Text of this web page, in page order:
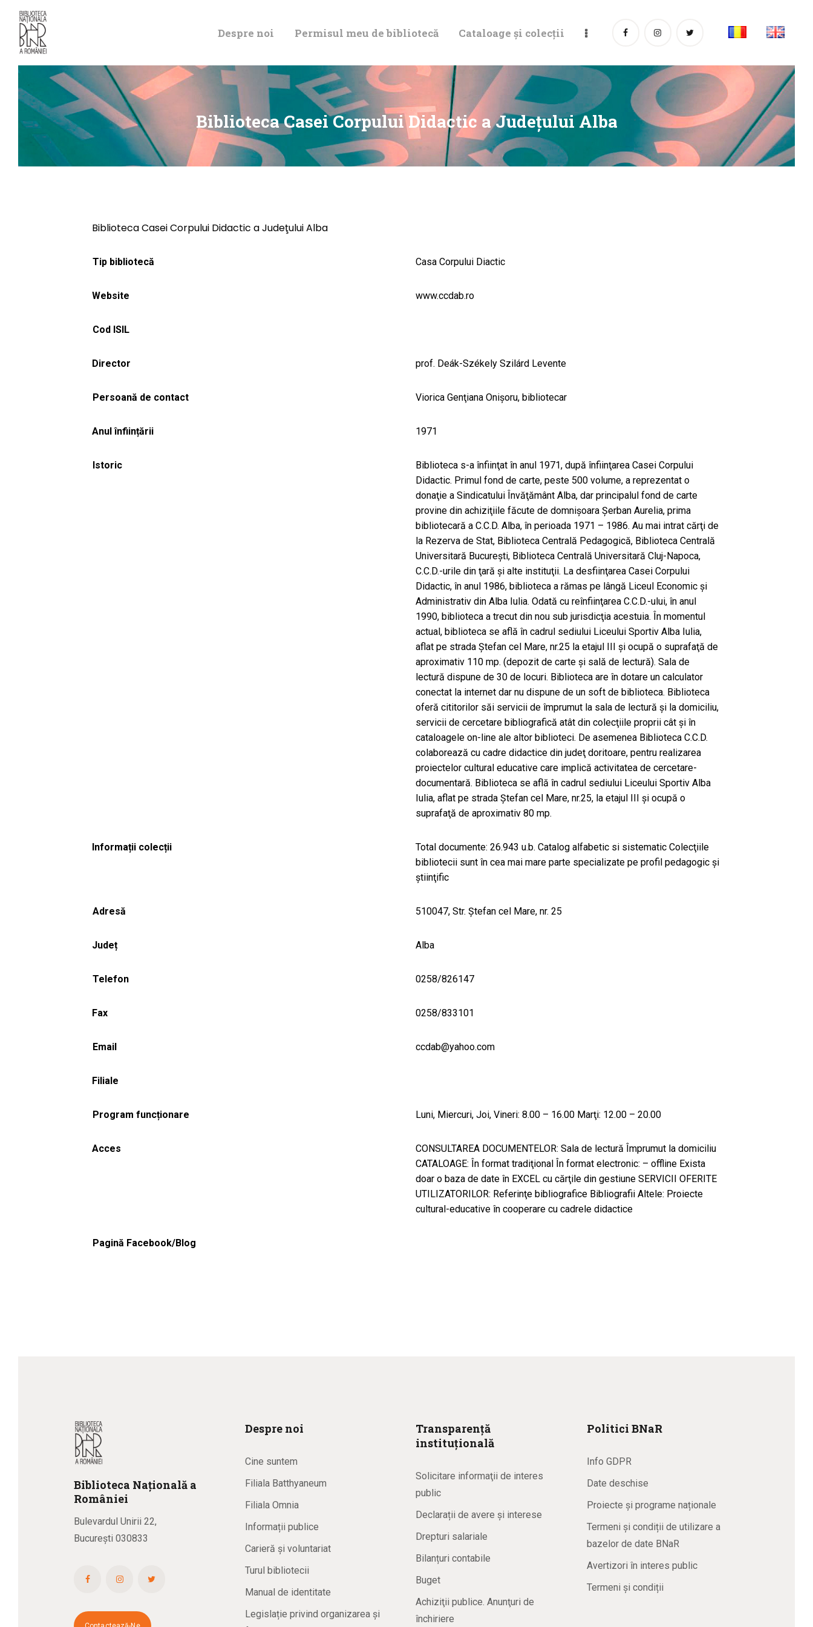
Despre noi Permisul meu de bibliotecă Cataloage și colecții
Biblioteca Casei Corpului Didactic a Judeţului Alba
DE BIBLIOTECĂ
CATALOAGE ȘI
COLECȚII
Biblioteca Casei Corpului Didactic a Judeţului Alba
Tip bibliotecă Casa Corpului Diactic
Website www.ccdab.ro
Cod ISIL
Director prof. Deák-Székely Szilárd Levente
Persoană de contact Viorica Genţiana Onişoru, bibliotecar
Anul înființării 1971
Istoric
Biblioteca s-a înfiinţat în anul 1971, după înfiinţarea Casei Corpului
Didactic. Primul fond de carte, peste 500 volume, a reprezentat o
donaţie a Sindicatului Învăţământ Alba, dar principalul fond de carte
provine din achiziţiile făcute de domnişoara Şerban Aurelia, prima
bibliotecară a C.C.D. Alba, în perioada 1971 – 1986. Au mai intrat cărţi de
la Rezerva de Stat, Biblioteca Centrală Pedagogică, Biblioteca Centrală
Universitară Bucureşti, Biblioteca Centrală Universitară Cluj-Napoca,
C.C.D.-urile din ţară şi alte instituţii. La desfiinţarea Casei Corpului
Didactic, în anul 1986, biblioteca a rămas pe lângă Liceul Economic şi
Administrativ din Alba Iulia. Odată cu reînfiinţarea C.C.D.-ului, în anul
1990, biblioteca a trecut din nou sub jurisdicţia acestuia. În momentul
actual, biblioteca se află în cadrul sediului Liceului Sportiv Alba Iulia,
aflat pe strada Ştefan cel Mare, nr.25 la etajul III şi ocupă o suprafaţă de
aproximativ 110 mp. (depozit de carte şi sală de lectură). Sala de
lectură dispune de 30 de locuri. Biblioteca are în dotare un calculator
conectat la internet dar nu dispune de un soft de biblioteca. Biblioteca
oferă cititorilor săi servicii de împrumut la sala de lectură şi la domiciliu,
servicii de cercetare bibliografică atât din colecţiile proprii cât şi în
cataloagele on-line ale altor biblioteci. De asemenea Biblioteca C.C.D.
colaborează cu cadre didactice din judeţ doritoare, pentru realizarea
proiectelor cultural educative care implică activitatea de cercetare-
documentară. Biblioteca se află în cadrul sediului Liceului Sportiv Alba
Iulia, aflat pe strada Ştefan cel Mare, nr.25, la etajul III şi ocupă o
suprafaţă de aproximativ 80 mp.
Informații colecții
Total documente: 26.943 u.b. Catalog alfabetic si sistematic Colecţiile
bibliotecii sunt în cea mai mare parte specializate pe profil pedagogic şi
ştiinţific
Adresă 510047, Str. Ştefan cel Mare, nr. 25
Județ Alba
Telefon 0258/826147
Fax 0258/833101
Email ccdab@yahoo.com
Filiale
Program funcționare Luni, Miercuri, Joi, Vineri: 8.00 – 16.00 Marţi: 12.00 – 20.00
Acces
CONSULTAREA DOCUMENTELOR: Sala de lectură Împrumut la domiciliu
CATALOAGE: În format tradiţional În format electronic: – offline Exista
doar o baza de date în EXCEL cu cărţile din gestiune SERVICII OFERITE
UTILIZATORILOR: Referinţe bibliografice Bibliografii Altele: Proiecte
cultural-educative în cooperare cu cadrele didactice
Pagină Facebook/Blog
Biblioteca Națională a
României
Bulevardul Unirii 22,
București 030833
Despre noi
Cine suntem
Filiala Batthyaneum
Filiala Omnia
Informații publice
Carieră și voluntariat
Turul bibliotecii
Manual de identitate
Legislație privind organizarea și
Transparență
instituțională
Solicitare informaţii de interes
public
Declarații de avere și interese
Drepturi salariale
Bilanțuri contabile
Buget
Achiziţii publice. Anunţuri de
închiriere
Politici BNaR
Info GDPR
Date deschise
Proiecte și programe naționale
Termeni și condiții de utilizare a
bazelor de date BNaR
Avertizori în interes public
Termeni și condiții